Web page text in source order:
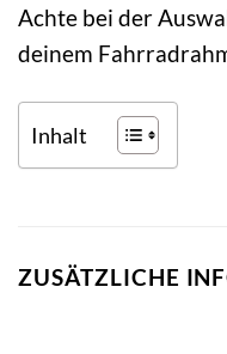
Achte bei der
deinem
Inhalt
ZUSÄTZLICHE